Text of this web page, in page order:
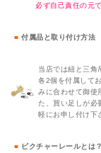
必ず自己責任の元
■ 付属品と取り付け方法
当店では紐と三角
各2個を付属して
みに合わせて御使
た、買い足しが必
軽にお申し付け下
■ ピクチャーレールとは？